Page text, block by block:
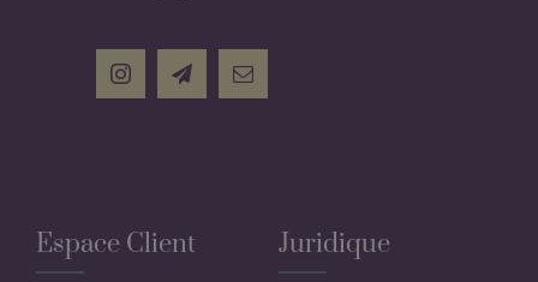
Espace Client Juridique